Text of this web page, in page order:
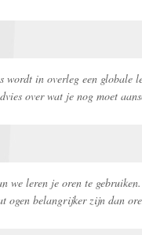
wordt in overleg een globale
over wat je nog moet
we leren je oren te
ogen belangrijker zijn dan